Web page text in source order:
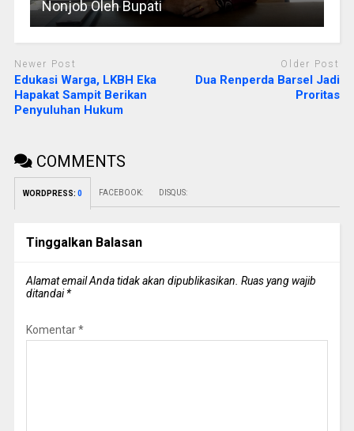
Nonjob Oleh Bupati
Newer Post
Edukasi Warga, LKBH Eka
Hapakat Sampit Berikan
Penyuluhan Hukum
Older Post
Dua Renperda Barsel Jadi
Proritas
COMMENTS
WORDPRESS: 0 FACEBOOK: DISQUS:
Tinggalkan Balasan
Alamat email Anda tidak akan dipublikasikan. Ruas yang wajib
ditandai*
Komentar*